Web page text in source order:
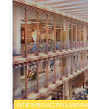
INTERMEDIACIÓN LABORAL